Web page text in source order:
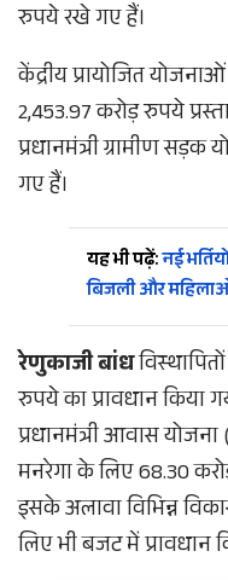
रुपये रखे गए हैं।
केंद्रीय प्रायोजित
2,453.97 करोड़ रुपये
प्रधानमंत्री ग्रामीण
गए हैं।
यह भी पढ़ें:नई
बिजली और
रेणुकाजी बांध
रुपये का प्रावधान किया
प्रधानमंत्री आवास
मनरेगा के लिए 68.30
इसके अलावा विभिन्न
लिए भी बजट में प्रावधान